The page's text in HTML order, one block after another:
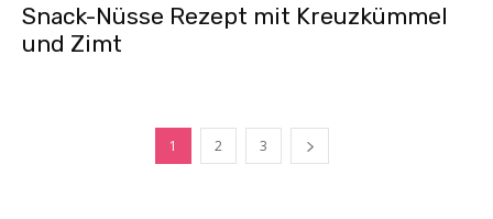
Snack-Nüsse Rezept mit Kreuzkümmel
und Zimt
1 2 3